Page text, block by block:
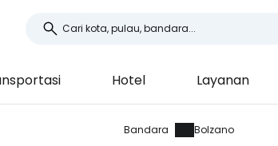
Hotel Layanan
Bandara Bolzano